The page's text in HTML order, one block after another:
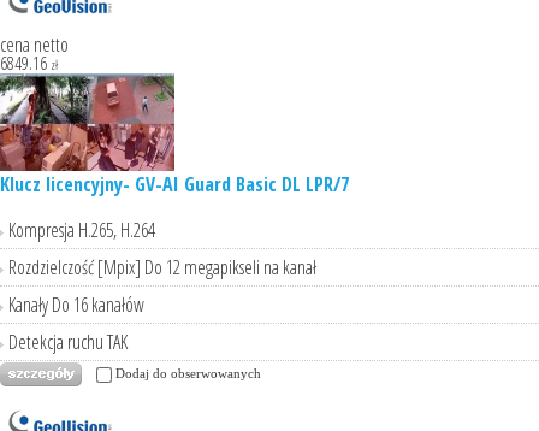
cena netto
6849.16 zł
Klucz licencyjny- GV-AI Guard Basic DL LPR/7
Kompresja H.265, H.264
Rozdzielczość [Mpix] Do 12 megapikseli na kanał
Kanały Do 16 kanałów
Detekcja ruchu TAK
Dodaj do obserwowanych